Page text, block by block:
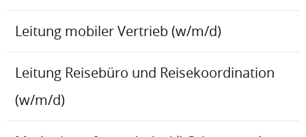
Leitung mobiler Vertrieb (w/m/d)
Leitung Reisebüro und Reisekoordination
(w/m/d)